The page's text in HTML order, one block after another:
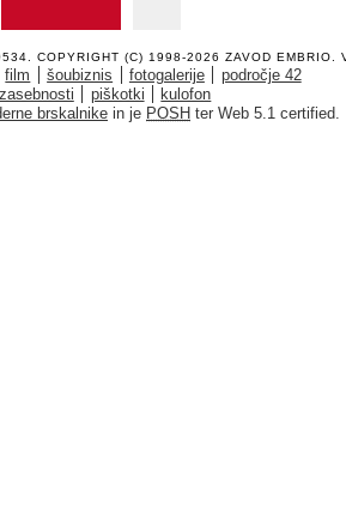
COPYRIGHT (C) 1998-2026 ZAVOD EMBRIO .
film šoubiznis fotogalerije
področje 42
piškotki
kulofon
brskalnike in je POSH ter Web 5.1 certified.